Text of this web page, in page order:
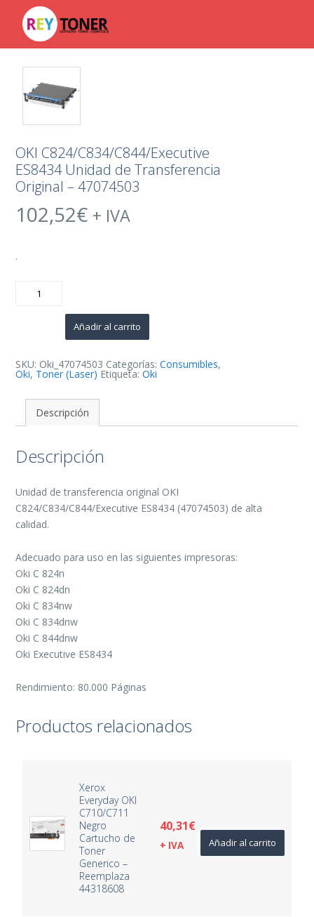
OKI C824/C834/C844/Executive
ES8434 Unidad de Transferencia
Original – 47074503
102,52€ + IVA
.
C824/C834/C844/Executive
Transferencia
47074503
cantidad
Añadir al carrito
SKU: Oki_47074503 Categorías:Consumibles,
Oki, Toner (Laser) Etiqueta:Oki
Descripción
Descripción
Unidad de transferencia original OKI
C824/C834/C844/Executive ES8434 (47074503) de alta
calidad.
Adecuado para uso en las siguientes impresoras:
Oki C 824n
Oki C 824dn
Oki C 834nw
Oki C 834dnw
Oki C 844dnw
Oki Executive ES8434
Rendimiento: 80.000 Páginas
Productos relacionados
Xerox
Everyday OKI
C710/C711
Negro
Cartucho de
Toner
Generico –
Reemplaza
44318608
40,31€
+ IVA Añadir al carrito